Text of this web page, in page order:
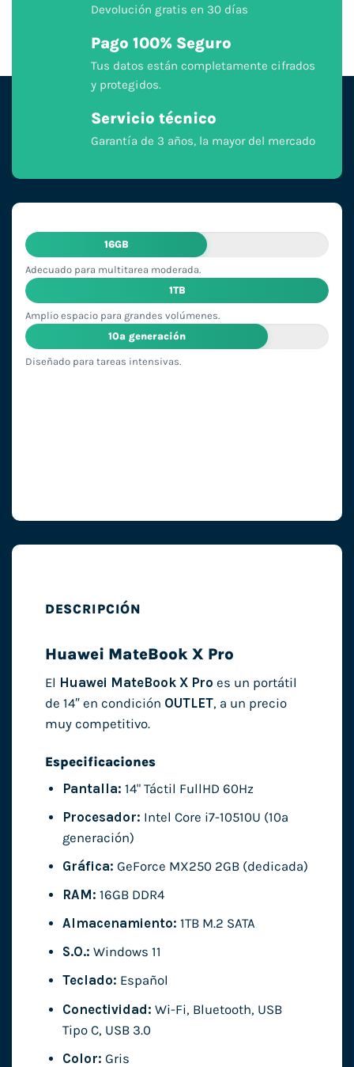
Devolución gratis en 30 días
Pago 100% Seguro
Tus datos están completamente cifrados
y protegidos.
Servicio técnico
Garantía de 3 años, la mayor del mercado
16GB
Adecuado para multitarea moderada.
1TB
Amplio espacio para grandes volúmenes.
10ª generación
Diseñado para tareas intensivas.
DESCRIPCIÓN
Huawei MateBook X Pro
El Huawei MateBook X Pro es un portátil
de 14″ en condición OUTLET, a un precio
muy competitivo.
Especificaciones
Pantalla: 14" Táctil FullHD 60Hz
Procesador: Intel Core i7-10510U (10ª
generación)
Gráfica: GeForce MX250 2GB (dedicada)
RAM: 16GB DDR4
Almacenamiento: 1TB M.2 SATA
S.O.: Windows 11
Teclado: Español
Conectividad: Wi-Fi, Bluetooth, USB
Tipo C, USB 3.0
Color: Gris